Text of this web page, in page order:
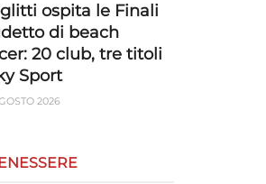
ospita le Finali
di beach
20 club, tre titoli
Sport
2026